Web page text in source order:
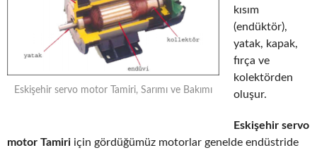
Eskişehir servo motor Tamiri, Sarımı ve Bakımı
kısım
(endüktör),
yatak, kapak,
fırça ve
kolektörden
oluşur.
Eskişehir servo
motor Tamiri için gördüğümüz motorlar genelde endüstride